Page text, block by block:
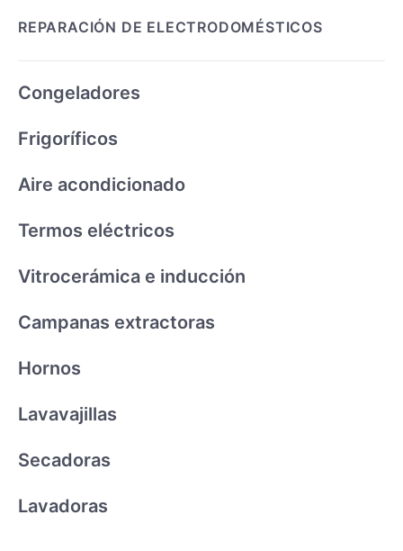
REPARACIÓN DE ELECTRODOMÉSTICOS
Congeladores
Frigoríficos
Aire acondicionado
Termos eléctricos
Vitrocerámica e inducción
Campanas extractoras
Hornos
Lavavajillas
Secadoras
Lavadoras